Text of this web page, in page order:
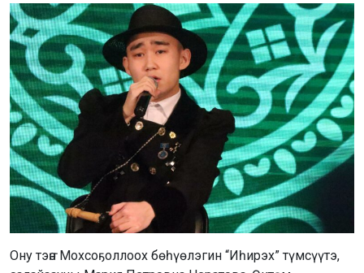
Ону тэҥэ Мохсоҕоллоох бөһүөлэгин “Иһирэх” түмсүүтэ,